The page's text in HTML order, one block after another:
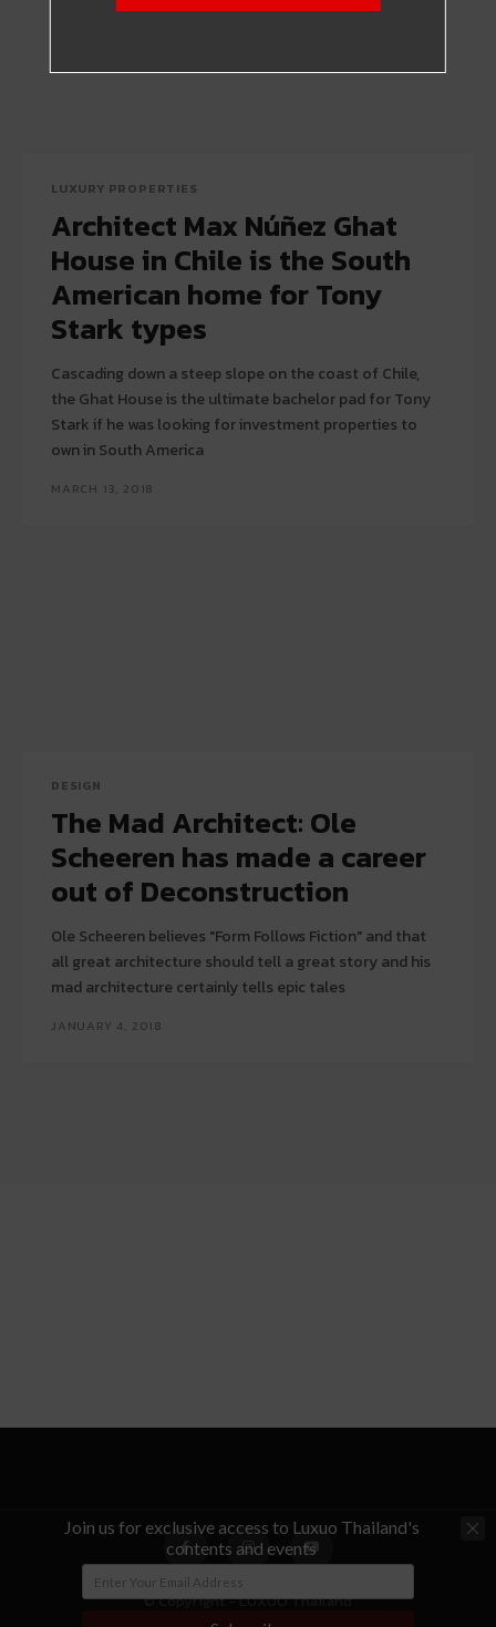
LUXURY PROPERTIES
Architect Max Núñez Ghat
House in Chile is the South
American home for Tony
Stark types
Cascading down a steep slope on the coast of Chile,
the Ghat House is the ultimate bachelor pad for Tony
Stark if he was looking for investment properties to
own in South America
MARCH 13, 2018
DESIGN
The Mad Architect: Ole
Scheeren has made a career
out of Deconstruction
Ole Scheeren believes "Form Follows Fiction" and that
all great architecture should tell a great story and his
mad architecture certainly tells epic tales
JANUARY 4, 2018
© Copyright - LUXUO Thailand
Join us for exclusive access to Luxuo Thailand's
contents and events